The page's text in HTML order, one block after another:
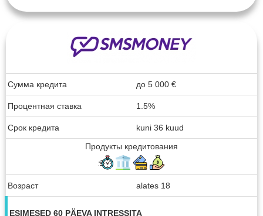
Сумма кредита до 5 000 €
Процентная ставка 1.5%
Срок кредита
kuni 36 kuud
Продукты кредитования
Возраст alates 18
ESIMESED 60 PÄEVA INTRESSITA